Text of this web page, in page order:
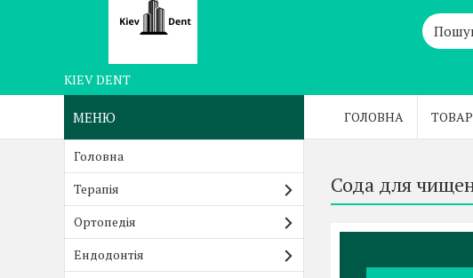
KIEV DENT
ГОЛОВНА
Сода для
Головна
Терапія
Ортопедія
Ендодонтія